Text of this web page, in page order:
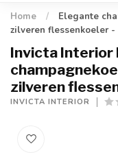
Home /
Elegante
zilveren flessenkoeler -
Invicta Interior
zilveren
INVICTA INTERIOR